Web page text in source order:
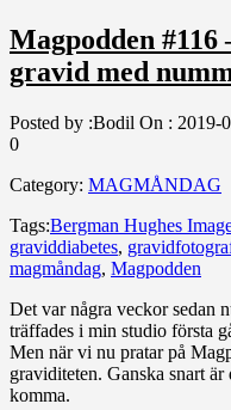
Magpodden #116
gravid med
Posted by :Bodil On : 2019-
0
Category: MAGMÅNDAG
Tags:Bergman Hughes
graviddiabetes,
magmåndag, Magpodden
Det var några veckor sedan
träffades i min studio första
Men när vi nu pratar på
graviditeten. Ganska snart
komma.